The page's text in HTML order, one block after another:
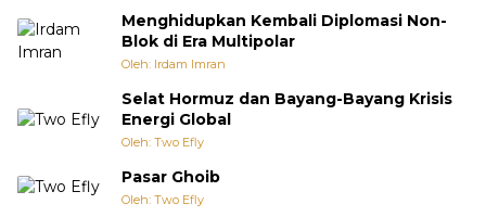
Menghidupkan Kembali Diplomasi Non-
Blok di Era Multipolar
Oleh: Irdam Imran
Selat Hormuz dan Bayang-Bayang Krisis
Energi Global
Oleh: Two Efly
Pasar Ghoib
Oleh: Two Efly